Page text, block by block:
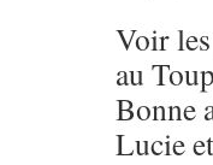
Voir
au
Bonne
Lucie